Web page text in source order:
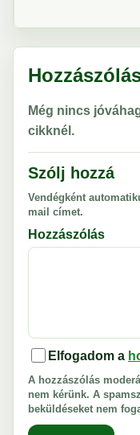
Még nincs
cikknél.
Szólj hozzá
Vendégként
mail címet.
Hozzászólás
Elfogadom a
A hozzászólás
nem kérünk. A
beküldéseket nem